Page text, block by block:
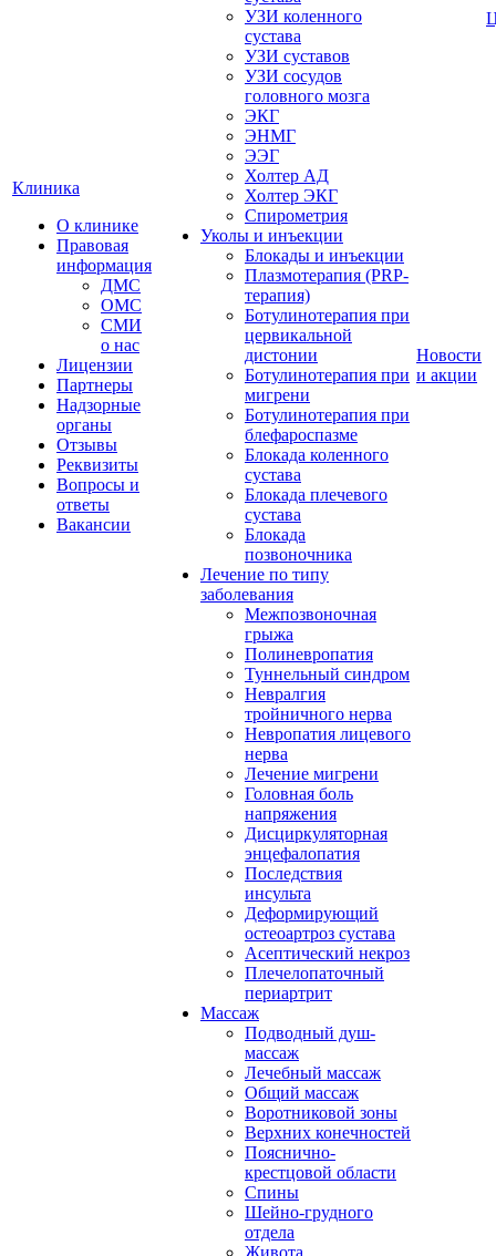
Клиника
О клинике
Правовая
информация
ДМС
ОМС
СМИ
о нас
Лицензии
Партнеры
Надзорные
органы
Отзывы
Реквизиты
Вопросы и
ответы
Вакансии
УЗИ коленного
сустава
УЗИ суставов
УЗИ сосудов
головного мозга
ЭКГ
ЭНМГ
ЭЭГ
Холтер АД
Холтер ЭКГ
Спирометрия
Уколы и инъекции
Блокады и инъекции
Плазмотерапия (PRP-
терапия)
Ботулинотерапия при
цервикальной
дистонии
Ботулинотерапия при
мигрени
Ботулинотерапия при
блефароспазме
Блокада коленного
сустава
Блокада плечевого
сустава
Блокада
позвоночника
Лечение по типу
заболевания
Межпозвоночная
грыжа
Полиневропатия
Туннельный синдром
Невралгия
тройничного нерва
Невропатия лицевого
нерва
Лечение мигрени
Головная боль
напряжения
Дисциркуляторная
энцефалопатия
Последствия
инсульта
Деформирующий
остеоартроз сустава
Асептический некроз
Плечелопаточный
периартрит
Массаж
Подводный душ-
массаж
Лечебный массаж
Общий массаж
Воротниковой зоны
Верхних конечностей
Пояснично-
крестцовой области
Спины
Шейно-грудного
отдела
Живота
Новости
и акции